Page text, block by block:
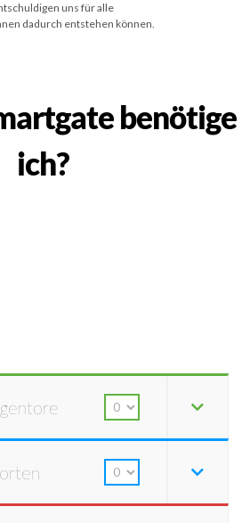
uns für alle
dadurch entstehen können.
benötige
ich?